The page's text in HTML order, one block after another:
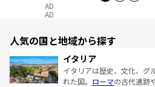
AD
AD
人気の国と地域から探す
イタリア
イタリアは歴史、文化、グ
れた国。 ローマの古代遺跡